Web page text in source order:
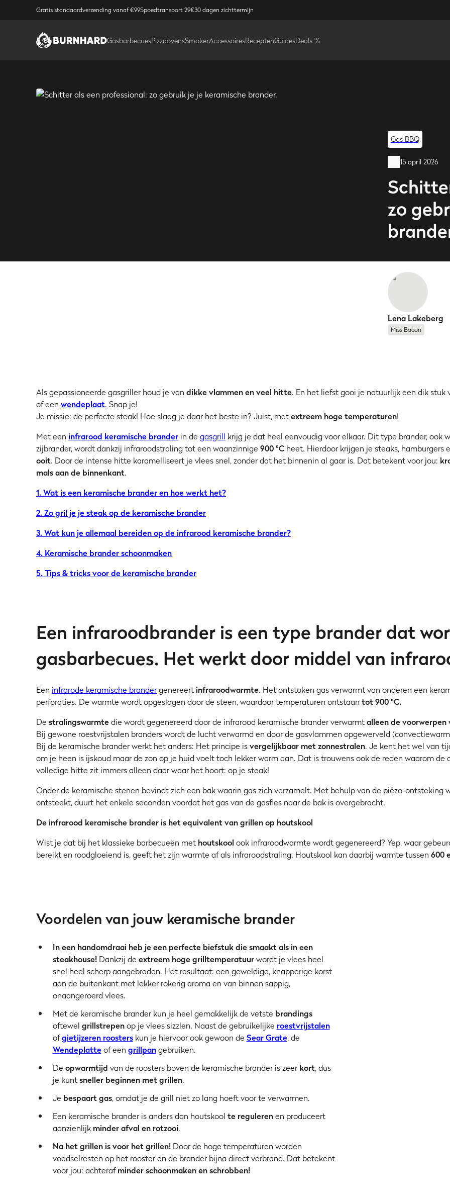
Gratis standaardverzending vanaf €99Spoedtransport 29€30 dagen zichttermijn
GasbarbecuesPizzaovensSmokerAccessoiresReceptenGuidesDeals %
Gas BBQ
15 april 2026
zo
Lena Lakeberg
Miss Bacon
Als gepassioneerde gasgriller houd je van dikke vlammen en veel hitte. En het liefst gooi je natuurlijk een dik stuk
of een wendeplaat. Snap je!
Je missie: de perfecte steak! Hoe slaag je daar het beste in? Juist, metextreem hoge temperaturen!
Met een infrarood keramische brander in de gasgrill krijg je dat heel eenvoudig voor elkaar. Dit type brander, ook
zijbrander, wordt dankzij infraroodstraling tot een waanzinnige 900 °C heet. Hierdoor krijgen je steaks,
ooit. Door de intense hitte karamelliseert je vlees snel, zonder dat het binnenin al gaar is. Dat betekent voor jou:
mals aan de binnenkant.
1. Wat is een keramische brander en hoe werkt het?
2. Zo gril je je steak op de keramische brander
3. Wat kun je allemaal bereiden op de infrarood keramische brander?
4. Keramische brander schoonmaken
5. Tips & tricks voor de keramische brander
Een infraroodbrander is een type brander dat
gasbarbecues. Het werkt door middel van
Een infrarode keramische brandergenereert infraroodwarmte. Het ontstoken gas verwarmt van onderen een
perforaties. De warmte wordt opgeslagen door de steen, waardoor temperaturen ontstaan tot 900 °C.
De stralingswarmtedie wordt gegenereerd door de infrarood keramische brander verwarmtalleen de
Bij gewone roestvrijstalen branders wordt de lucht verwarmd en door de gasvlammen opgewerveld
Bij de keramische brander werkt het anders: Het principe isvergelijkbaar met zonnestralen. Je kent het wel van
om je heen is ijskoud maar de zon op je huid voelt toch lekker warm aan. Dat is trouwens ook de reden waarom
volledige hitte zit immers alleen daar waar het hoort: op je steak!
Onder de keramische stenen bevindt zich een bak waarin gas zich verzamelt. Met behulp van de piëzo-
ontsteekt, duurt het enkele seconden voordat het gas van de gasfles naar de bak is overgebracht.
De infrarood keramische brander is het equivalent van grillen op houtskool
Wist je dat bij het klassieke barbecueën met houtskool ook infraroodwarmte wordt gegenereerd? Yep, waar
bereikt en roodgloeiend is, geeft het zijn warmte af als infraroodstraling. Houtskool kan daarbij warmte tussen 600
Voordelen van jouw keramische brander
In een handomdraai heb je een perfecte biefstuk die smaakt als in een
steakhouse!Dankzij de extreem hoge grilltemperatuurwordt je vlees heel
snel heel scherp aangebraden. Het resultaat: een geweldige, knapperige korst
aan de buitenkant met lekker rokerig aroma en van binnen sappig,
onaangeroerd vlees.
Met de keramische brander kun je heel gemakkelijk de vetste brandings
oftewel grillstrepenop je vlees sizzlen. Naast de gebruikelijke roestvrijstalen
ofgietijzeren roosterskun je hiervoor ook gewoon de Sear Grate, de
Wendeplatteof een grillpangebruiken.
De opwarmtijd van de roosters boven de keramische brander is zeer kort, dus
je kuntsneller beginnen met grillen.
Je bespaart gas, omdat je de grill niet zo lang hoeft voor te verwarmen.
Een keramische brander is anders dan houtskool te regulerenen produceert
aanzienlijk minder afval en rotzooi.
Na het grillen is voor het grillen!Door de hoge temperaturen worden
voedselresten op het rooster en de brander bijna direct verbrand. Dat betekent
voor jou: achterafminder schoonmaken en schrobben!